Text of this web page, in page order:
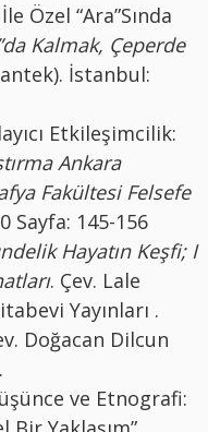
Özel “Ara”Sında
Kalmak, Çeperde
İstanbul:
Etkileşimcilik:
Ankara
Fakültesi Felsefe
Sayfa: 145-156
Hayatın Keşfi; I
. Çev. Lale
Yayınları .
Doğacan Dilcun
ve Etnografi: